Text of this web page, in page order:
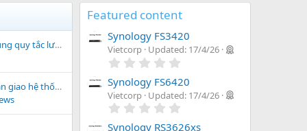
tắc lưu trữ nâng cao
CNTT cho doanh nghiệp phân phối nông, lâm sản Hà Nội
Featured content
Synology FS3420
Vietcorp Updated: 17/4/26
0
0
s
a
Synology FS6420
Vietcorp Updated: 17/4/26
0
Synology RS3626xs